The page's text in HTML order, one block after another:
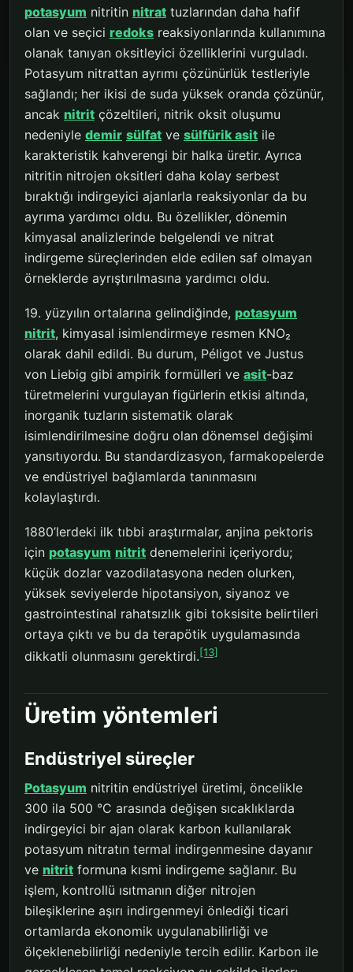
potasyum nitritin nitrat tuzlarından daha hafif
olan ve seçici redoks reaksiyonlarında kullanımına
olanak tanıyan oksitleyici özelliklerini vurguladı.
Potasyum nitrattan ayrımı çözünürlük testleriyle
sağlandı; her ikisi de suda yüksek oranda çözünür,
ancak nitrit çözeltileri, nitrik oksit oluşumu
nedeniyle demir sülfat ve sülfürik asit ile
karakteristik kahverengi bir halka üretir. Ayrıca
nitritin nitrojen oksitleri daha kolay serbest
bıraktığı indirgeyici ajanlarla reaksiyonlar da bu
ayrıma yardımcı oldu. Bu özellikler, dönemin
kimyasal analizlerinde belgelendi ve nitrat
indirgeme süreçlerinden elde edilen saf olmayan
örneklerde ayrıştırılmasına yardımcı oldu.
19. yüzyılın ortalarına gelindiğinde, potasyum
nitrit, kimyasal isimlendirmeye resmen KNO₂
olarak dahil edildi. Bu durum, Péligot ve Justus
von Liebig gibi ampirik formülleri ve asit-baz
türetmelerini vurgulayan figürlerin etkisi altında,
inorganik tuzların sistematik olarak
isimlendirilmesine doğru olan dönemsel değişimi
yansıtıyordu. Bu standardizasyon, farmakopelerde
ve endüstriyel bağlamlarda tanınmasını
kolaylaştırdı.
1880’lerdeki ilk tıbbi araştırmalar, anjina pektoris
için potasyum nitrit denemelerini içeriyordu;
küçük dozlar vazodilatasyona neden olurken,
yüksek seviyelerde hipotansiyon, siyanoz ve
gastrointestinal rahatsızlık gibi toksisite belirtileri
ortaya çıktı ve bu da terapötik uygulamasında
dikkatli olunmasını gerektirdi.[13]
Üretim yöntemleri
Endüstriyel süreçler
Potasyum nitritin endüstriyel üretimi, öncelikle
300 ila 500 °C arasında değişen sıcaklıklarda
indirgeyici bir ajan olarak karbon kullanılarak
potasyum nitratın termal indirgenmesine dayanır
ve nitrit formuna kısmi indirgeme sağlanır. Bu
işlem, kontrollü ısıtmanın diğer nitrojen
bileşiklerine aşırı indirgenmeyi önlediği ticari
ortamlarda ekonomik uygulanabilirliği ve
ölçeklenebilirliği nedeniyle tercih edilir. Karbon ile